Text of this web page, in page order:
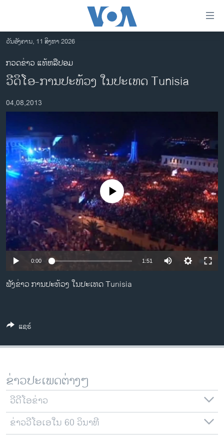
ເຂົ້າ
ຫາ
ຂ້າມ
ຂ້າມ
ໄປ
ຊອກ
ຄົ້ນ
ອາເມຣິກາ
ການເລືອກຕັ້ງ ປະທານາທີບໍດີ ສະຫະລັດ 2024
ຂ່າວ​ຈີນ
ໂລກ
ເອເຊຍ
ອິດສະຫຼະພາບດ້ານການຂ່າວ
ຊີວິດຊາວລາວ
ຊຸມຊົນຊາວລາວ
ວິທະຍາສາດ-ເທັກໂນໂລຈີ
ທຸລະກິດ
ພາສາອັງກິດ
ວີດີໂອ
ລາຍການກະຈາຍສຽງ
ຕິດຕາມພວກເຮົາ ທີ່
ພາສາຕ່າງໆ
ວັນອັງຄານ, 11 ສິງຫາ 2026
ກວດຂ່າວ ແທ້ຫລືປອມ
ວີດິໂອ-ການປະທ້ວງ ໃນປະເທດ Tunisia
04,08,2013
No media source currently available
0:00 1:51
ຟັງຂ່າວ ການປະທ້ວງ ໃນປະເທດ Tunisia
ແຊຣ໌
ຂ່າວປະເພດຕ່າງໆ
ວີດີໂອຂ່າວ
ຂ່າວວີໂອເອໃນ 60 ວິນາທີ